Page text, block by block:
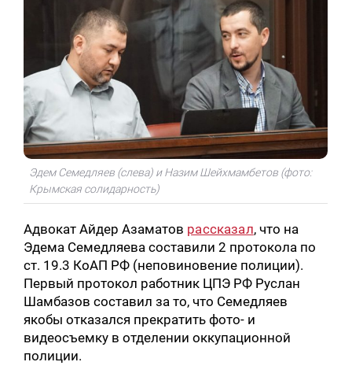
Эдем Семедляев (слева) и Назим Шейхмамбетов (фото:
Крымская солидарность)
Адвокат Айдер Азаматов рассказал, что на
Эдема Семедляева составили 2 протокола по
ст. 19.3 КоАП РФ (неповиновение полиции).
Первый протокол работник ЦПЭ РФ Руслан
Шамбазов составил за то, что Семедляев
якобы отказался прекратить фото- и
видеосъемку в отделении оккупационной
полиции.